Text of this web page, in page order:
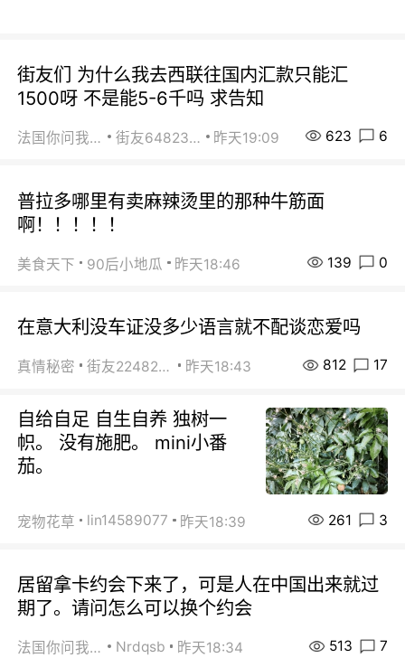
街友们 为什么我去西联往国内汇款只能汇
1500呀 不是能5-6千吗 求告知
法国你问我答 街友64823891 昨天19:09 623 6
普拉多哪里有卖麻辣烫里的那种牛筋面
啊！！！！！
美食天下 90后小地瓜 昨天18:46 139 0
在意大利没车证没多少语言就不配谈恋爱吗
真情秘密 街友22482465 昨天18:43 812 17
自给自足 自生自养 独树一
帜。 没有施肥。 mini小番
茄。
宠物花草 lin14589077 昨天18:39 261 3
居留拿卡约会下来了，可是人在中国出来就过
期了。请问怎么可以换个约会
法国你问我答 Nrdqsb 昨天18:34 513 7